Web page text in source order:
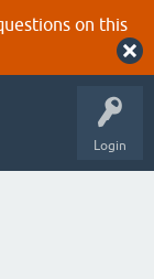
on this
Login